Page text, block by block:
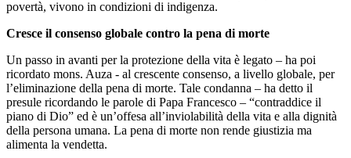
povertà, vivono in condizioni di indigenza.
Cresce il consenso globale contro la pena di morte
Un passo in avanti per la protezione della vita è legato – ha poi
ricordato mons. Auza - al crescente consenso, a livello globale, per
l’eliminazione della pena di morte. Tale condanna – ha detto il
presule ricordando le parole di Papa Francesco – “contraddice il
piano di Dio” ed è un’offesa all’inviolabilità della vita e alla dignità
della persona umana. La pena di morte non rende giustizia ma
alimenta la vendetta.